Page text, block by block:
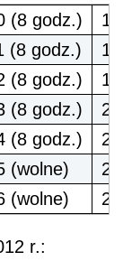
(8 godz.)
(8 godz.)
(8 godz.)
(8 godz.)
(8 godz.)
(wolne)
(wolne)
r.: